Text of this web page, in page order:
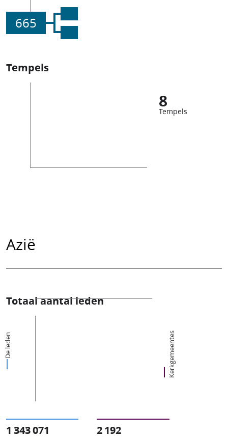
665
Tempels
8
Tempels
Azië
Totaal aantal leden
De leden Kerkgemeentes
1 343 071 2 192